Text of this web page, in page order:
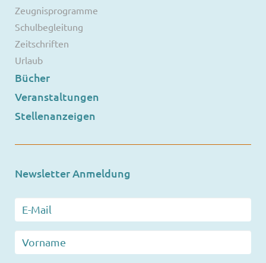
Zeugnisprogramme
Schulbegleitung
Zeitschriften
Urlaub
Bücher
Veranstaltungen
Stellenanzeigen
Newsletter Anmeldung